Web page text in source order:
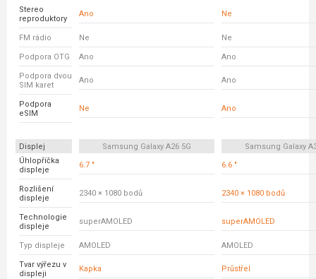
Stereo
reproduktory
Ano Ne
FM rádio Ne Ne
Podpora OTG Ano Ano
Podpora dvou
SIM karet
Ano Ano
Podpora
eSIM
Ne Ano
Displej Samsung Galaxy A26 5G
Samsung Galaxy
Úhlopříčka
displeje
6.7 " 6.6 "
Rozlišení
displeje
2340 × 1080 bodů 2340 × 1080 bodů
Technologie
displeje
superAMOLED superAMOLED
Typ displeje AMOLED AMOLED
Tvar výřezu v
displeji
Kapka Průstřel